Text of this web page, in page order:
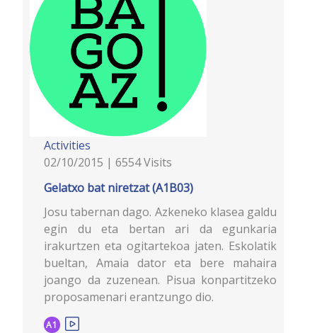
Activities
02/10/2015 | 6554 Visits
Gelatxo bat niretzat (A1B03)
Josu tabernan dago. Azkeneko klasea galdu
egin du eta bertan ari da egunkaria
irakurtzen eta ogitartekoa jaten. Eskolatik
bueltan, Amaia dator eta bere mahaira
joango da zuzenean. Pisua konpartitzeko
proposamenari erantzungo dio.
A1